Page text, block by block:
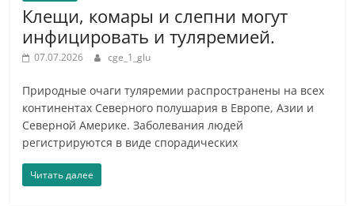
Клещи, комары и слепни могут
инфицировать и туляремией.
07.07.2026 cge_1_glu
Природные очаги туляремии распространены на всех
континентах Северного полушария в Европе, Азии и
Северной Америке. Заболевания людей
регистрируются в виде спорадических
Читать далее